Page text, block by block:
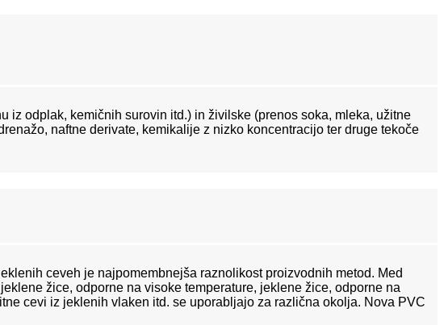
odplak, kemičnih surovin itd.) in živilske (prenos soka, mleka, užitne
naftne derivate, kemikalije z nizko koncentracijo ter druge tekoče
ceveh je najpomembnejša raznolikost proizvodnih metod. Med
žice, odporne na visoke temperature, jeklene žice, odporne na
cevi iz jeklenih vlaken itd. se uporabljajo za različna okolja. Nova PVC